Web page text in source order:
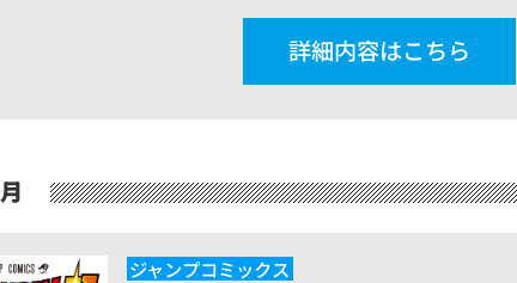
詳細内容はこちら
月
ジャンプコミックス